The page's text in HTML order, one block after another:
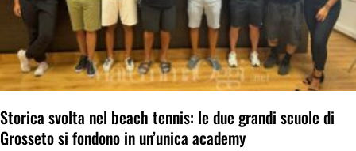
Storica svolta nel beach tennis: le due grandi scuole di
Grosseto si fondono in un’unica academy